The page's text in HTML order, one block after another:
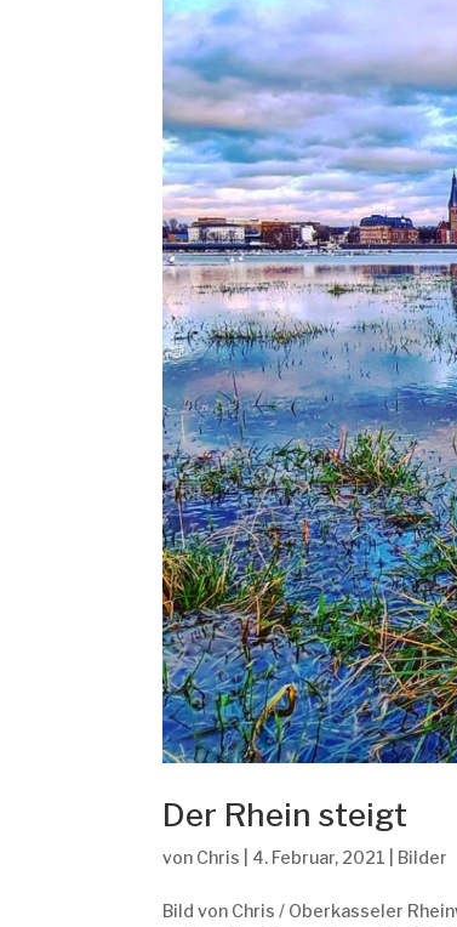
Der Rhein steigt
von Chris 4. Februar, 2021 Bilder
Bild von Chris / Oberkasseler